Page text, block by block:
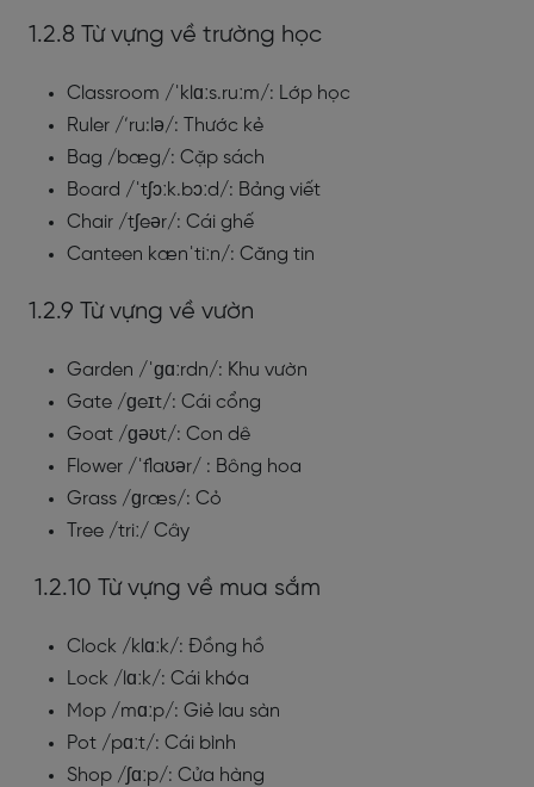
1.2.8 Từ vựng về trường học
Classroom /ˈklɑːs.ruːm/: Lớp học
Ruler /’ru:lə/: Thước kẻ
Bag /bæg/: Cặp sách
Board /ˈtʃɔːk.bɔːd/: Bảng viết
Chair /tʃeər/: Cái ghế
Canteen kænˈtiːn/: Căng tin
1.2.9 Từ vựng về vườn
Garden /ˈɡɑːrdn/: Khu vườn
Gate /ɡeɪt/: Cái cổng
Goat /ɡəʊt/: Con dê
Flower /ˈflaʊər/ : Bông hoa
Grass /ɡræs/: Cỏ
Tree /triː/ Cây
1.2.10 Từ vựng về mua sắm
Clock /klɑːk/: Đồng hồ
Lock /lɑːk/: Cái khóa
Mop /mɑːp/: Giẻ lau sàn
Pot /pɑːt/: Cái bình
Shop /ʃɑːp/: Cửa hàng